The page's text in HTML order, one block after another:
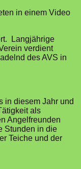
in einem Video
Langjährige
verdient
des AVS in
in diesem Jahr und
als
Angelfreunden
Stunden in die
Teiche und der